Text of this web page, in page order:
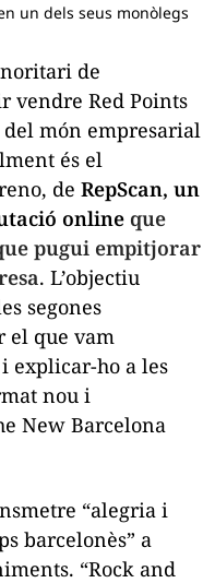
un dels seus monòlegs
de
vendre Red Points
món empresarial
és el
de RepScan, un
online que
pugui empitjorar
. L’objectiu
segones
el que vam
explicar-ho a les
nou i
New Barcelona
“alegria i
barcelonès” a
“Rock and